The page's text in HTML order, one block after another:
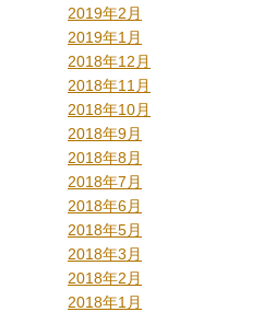
2019年2月
2019年1月
2018年12月
2018年11月
2018年10月
2018年9月
2018年8月
2018年7月
2018年6月
2018年5月
2018年3月
2018年2月
2018年1月